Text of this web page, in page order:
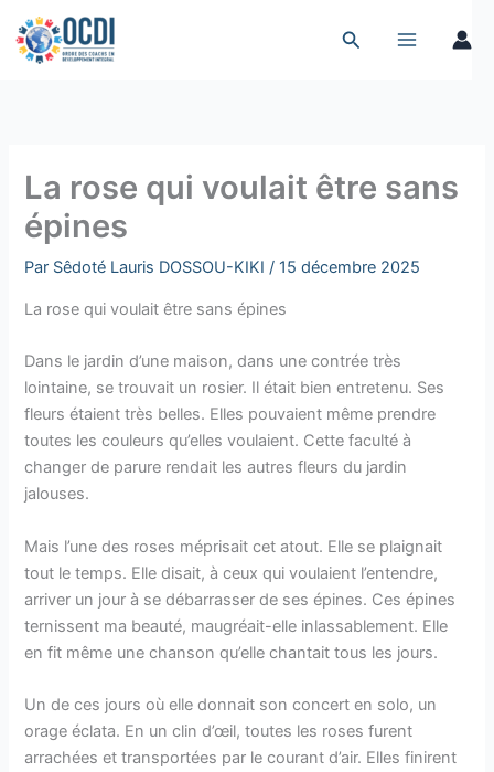
au
contenu
Rechercher
La rose qui voulait être sans
épines
Par Sêdoté Lauris DOSSOU-KIKI/15 décembre 2025
La rose qui voulait être sans épines
Dans le jardin d’une maison, dans une contrée très
lointaine, se trouvait un rosier. Il était bien entretenu. Ses
fleurs étaient très belles. Elles pouvaient même prendre
toutes les couleurs qu’elles voulaient. Cette faculté à
changer de parure rendait les autres fleurs du jardin
jalouses.
Mais l’une des roses méprisait cet atout. Elle se plaignait
tout le temps. Elle disait, à ceux qui voulaient l’entendre,
arriver un jour à se débarrasser de ses épines. Ces épines
ternissent ma beauté, maugréait-elle inlassablement. Elle
en fit même une chanson qu’elle chantait tous les jours.
Un de ces jours où elle donnait son concert en solo, un
orage éclata. En un clin d’œil, toutes les roses furent
arrachées et transportées par le courant d’air. Elles finirent